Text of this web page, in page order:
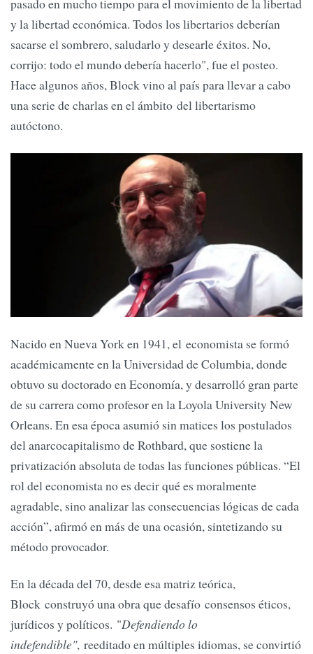
pasado en mucho tiempo para el movimiento de la libertad
y la libertad económica. Todos los libertarios deberían
sacarse el sombrero, saludarlo y desearle éxitos. No,
corrijo: todo el mundo debería hacerlo", fue el posteo.
Hace algunos años, Block vino al país para llevar a cabo
una serie de charlas en el ámbito del libertarismo
autóctono.
Nacido en Nueva York en 1941, el economista se formó
académicamente en la Universidad de Columbia, donde
obtuvo su doctorado en Economía, y desarrolló gran parte
de su carrera como profesor en la Loyola University New
Orleans. En esa época asumió sin matices los postulados
del anarcocapitalismo de Rothbard, que sostiene la
privatización absoluta de todas las funciones públicas. “El
rol del economista no es decir qué es moralmente
agradable, sino analizar las consecuencias lógicas de cada
acción”, afirmó en más de una ocasión, sintetizando su
método provocador.
En la década del 70, desde esa matriz teórica,
Block construyó una obra que desafío consensos éticos,
jurídicos y políticos. "Defendiendo lo
indefendible", reeditado en múltiples idiomas, se convirtió